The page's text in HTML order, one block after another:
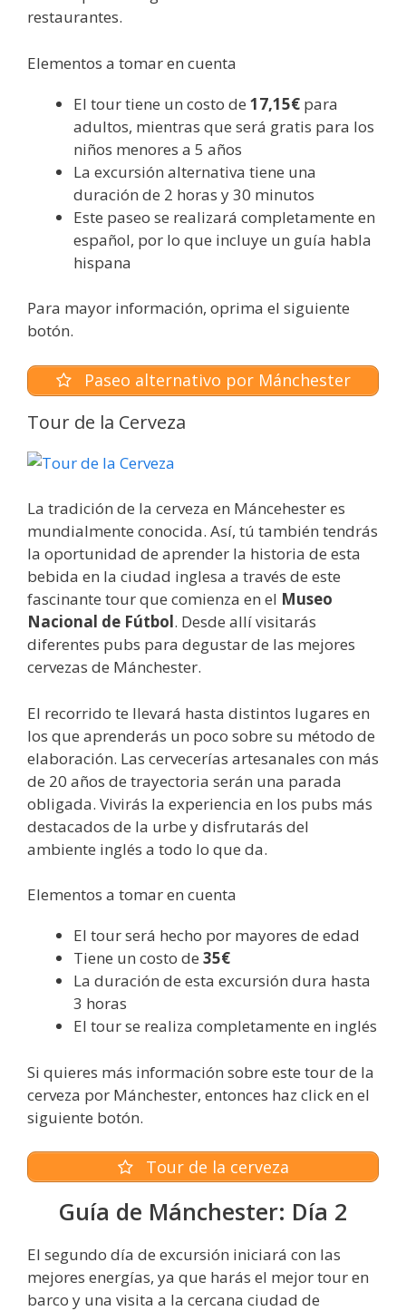
restaurantes.
Elementos a tomar en cuenta
El tour tiene un costo de 17,15€ para
adultos, mientras que será gratis para los
niños menores a 5 años
La excursión alternativa tiene una
duración de 2 horas y 30 minutos
Este paseo se realizará completamente en
español, por lo que incluye un guía habla
hispana
Para mayor información, oprima el siguiente
botón.
Paseo alternativo por Mánchester
Tour de la Cerveza
La tradición de la cerveza en Máncehester es
mundialmente conocida. Así, tú también tendrás
la oportunidad de aprender la historia de esta
bebida en la ciudad inglesa a través de este
fascinante tour que comienza en el Museo
Nacional de Fútbol. Desde allí visitarás
diferentes pubs para degustar de las mejores
cervezas de Mánchester.
El recorrido te llevará hasta distintos lugares en
los que aprenderás un poco sobre su método de
elaboración. Las cervecerías artesanales con más
de 20 años de trayectoria serán una parada
obligada. Vivirás la experiencia en los pubs más
destacados de la urbe y disfrutarás del
ambiente inglés a todo lo que da.
Elementos a tomar en cuenta
El tour será hecho por mayores de edad
Tiene un costo de 35€
La duración de esta excursión dura hasta
3 horas
El tour se realiza completamente en inglés
Si quieres más información sobre este tour de la
cerveza por Mánchester, entonces haz click en el
siguiente botón.
Tour de la cerveza
Guía de Mánchester: Día 2
El segundo día de excursión iniciará con las
mejores energías, ya que harás el mejor tour en
barco y una visita a la cercana ciudad de